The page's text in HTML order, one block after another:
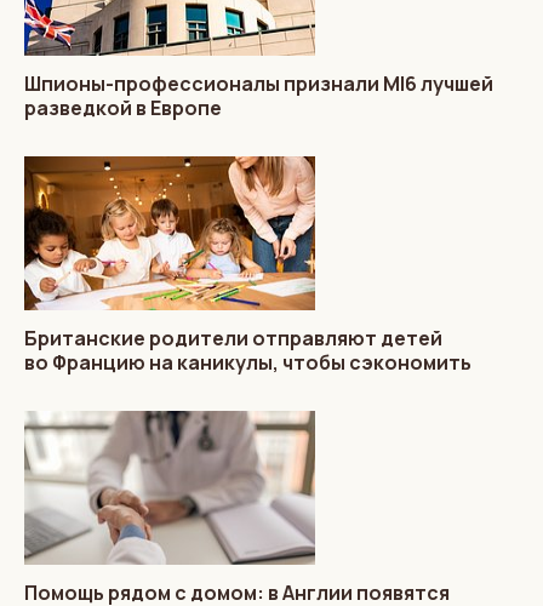
Шпионы-профессионалы признали MI6 лучшей
разведкой в Европе
Британские родители отправляют детей
во Францию на каникулы, чтобы сэкономить
Помощь рядом с домом: в Англии появятся